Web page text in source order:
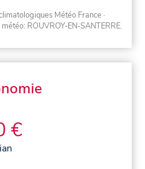
Météo France ·
ROUVROY-EN-SANTERRE.
€